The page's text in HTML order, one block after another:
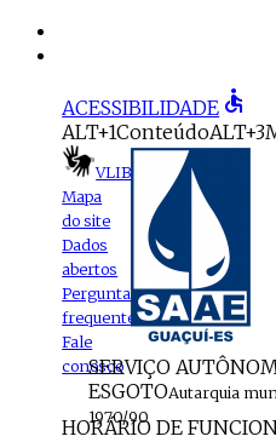
ACESSIBILIDADE accessible
ALT+1ConteúdoALT+3
VLIBRAS
Mapa
do site
Dados
abertos
Perguntas
frequentes
Fale
conosco
SERVIÇO
ESGOTOAutarquia
1970/90
HORÁRIO DE